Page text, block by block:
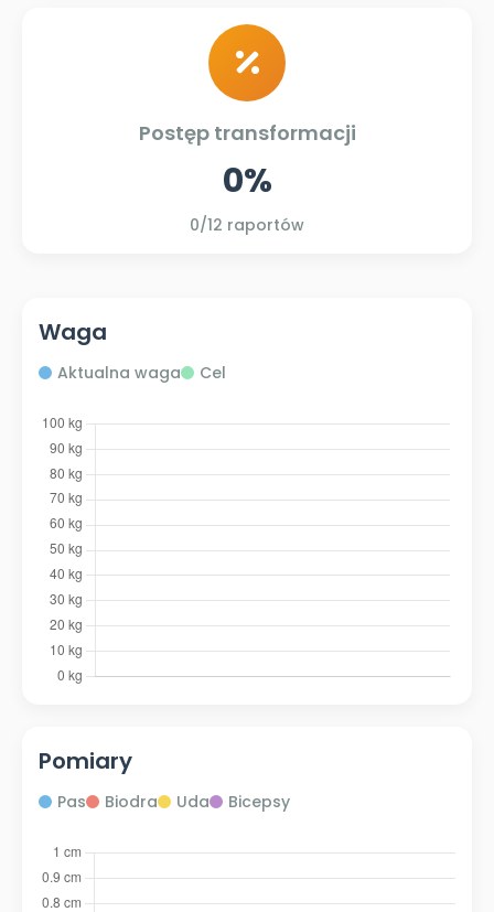
Postęp transformacji
0%
0/12 raportów
Waga
Aktualna waga Cel
Pomiary
Pas Biodra Uda Bicepsy